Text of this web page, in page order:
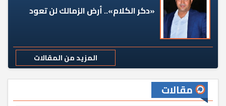
«دكر الكلام».. أرض الزمالك لن تعود
المزيد من المقالات
مقالات